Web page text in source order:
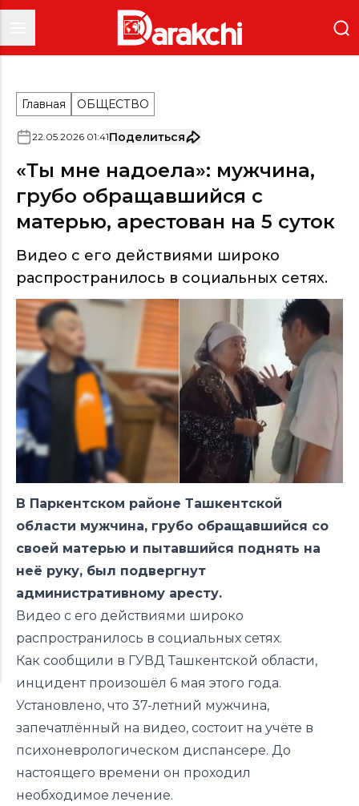
Главная ОБЩЕСТВО
22.05.2026 01:41Поделиться
«Ты мне надоела»: мужчина,
грубо обращавшийся с
матерью, арестован на 5 суток
Видео с его действиями широко
распространилось в социальных сетях.
В Паркентском районе Ташкентской
области мужчина, грубо обращавшийся со
своей матерью и пытавшийся поднять на
неё руку, был подвергнут
административному аресту.
Видео с его действиями широко
распространилось в социальных сетях.
Как сообщили в ГУВД Ташкентской области,
инцидент произошёл 6 мая этого года.
Установлено, что 37-летний мужчина,
запечатлённый на видео, состоит на учёте в
психоневрологическом диспансере. До
настоящего времени он проходил
необходимое лечение.